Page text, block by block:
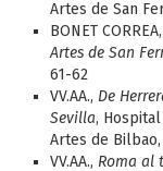
Artes de San
BONET
Artes de San
61-62
VV.AA., De
Sevilla,
Artes de Bilbao,
VV.AA., Roma al